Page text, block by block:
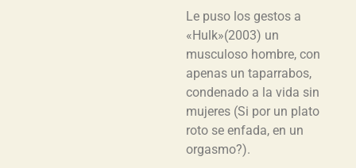
Le puso los gestos a
«Hulk»(2003) un
musculoso hombre, con
apenas un taparrabos,
condenado a la vida sin
mujeres (Si por un plato
roto se enfada, en un
orgasmo?).